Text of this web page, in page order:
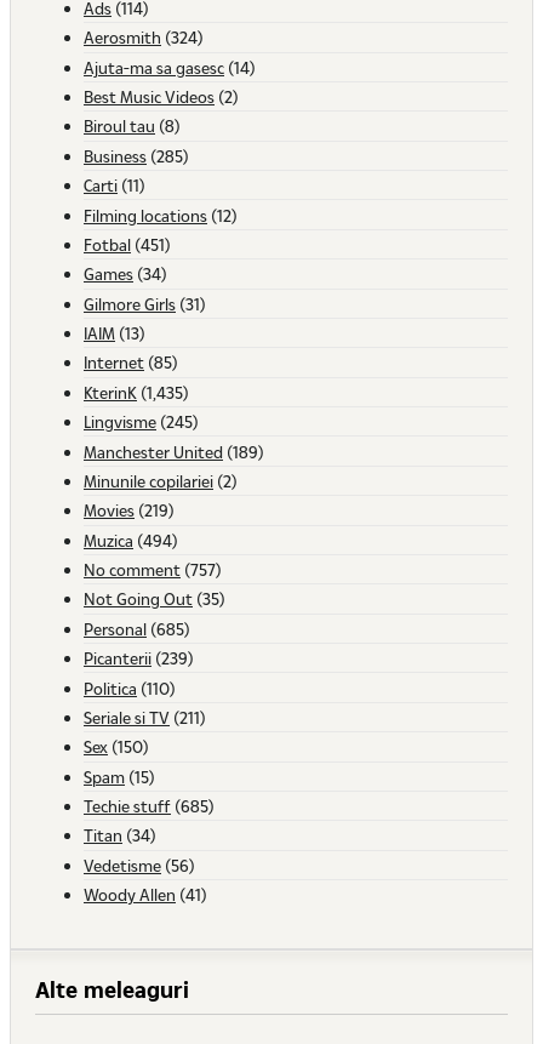
Ads (114)
Aerosmith (324)
Ajuta-ma sa gasesc (14)
Best Music Videos (2)
Biroul tau (8)
Business (285)
Carti (11)
Filming locations (12)
Fotbal (451)
Games (34)
Gilmore Girls (31)
IAIM (13)
Internet (85)
KterinK (1,435)
Lingvisme (245)
Manchester United (189)
Minunile copilariei (2)
Movies (219)
Muzica (494)
No comment (757)
Not Going Out (35)
Personal (685)
Picanterii (239)
Politica (110)
Seriale si TV (211)
Sex (150)
Spam (15)
Techie stuff (685)
Titan (34)
Vedetisme (56)
Woody Allen (41)
Alte meleaguri